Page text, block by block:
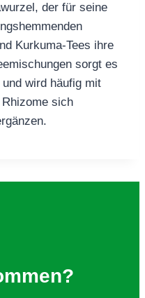
der für seine
Kurkuma‑Tees ihre
sorgt es
wird häufig mit
Rhizome sich